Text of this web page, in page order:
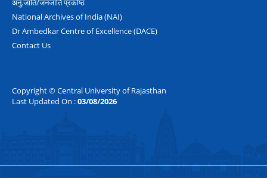
अनु.जाति/जनजाति प्रकोष्‍ठ
National Archives of India (NAI)
Dr Ambedkar Centre of Excellence (DACE)
Contact Us
Copyright © Central University of Rajasthan
Last Updated On :03/08/2026